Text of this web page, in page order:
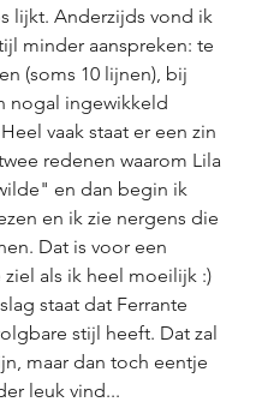
lijkt. Anderzijds vond ik
minder aanspreken: te
(soms 10 lijnen), bij
nogal ingewikkeld
vaak staat er een zin
redenen waarom Lila
en dan begin ik
en ik zie nergens die
Dat is voor een
ziel als ik heel moeilijk :)
staat dat Ferrante
stijl heeft. Dat zal
maar dan toch eentje
leuk vind...